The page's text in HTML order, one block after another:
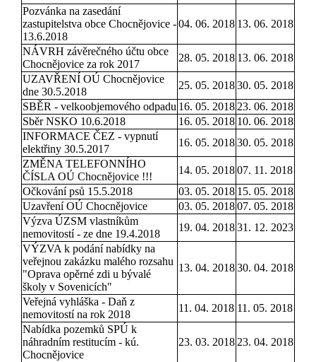
Pozvánka na zasedání
zastupitelstva obce Chocnějovice -
13.6.2018
04. 06. 2018 13. 06. 2018
NÁVRH závěrečného účtu obce
Chocnějovice za rok 2017
28. 05. 2018 13. 06. 2018
UZAVŘENÍ OÚ Chocnějovice
dne 30.5.2018
25. 05. 201830. 05. 2018
SBĚR - velkoobjemového odpadu 16. 05. 2018 23. 06. 2018
Sběr NSKO 10.6.2018
16. 05. 2018 10. 06. 2018
INFORMACE ČEZ - vypnutí
elektřiny 30.5.2017
16. 05. 201830. 05. 2018
ZMĚNA TELEFONNÍHO
ČÍSLA OÚ Chocnějovice !!!
14. 05. 201807. 11. 2018
Očkování psů 15.5.2018
03. 05. 2018 15. 05. 2018
Uzavření OÚ Chocnějovice
03. 05. 201807. 05. 2018
Výzva ÚZSM vlastníkům
nemovitostí - ze dne 19.4.2018
19. 04. 201831. 12. 2023
VÝZVA k podání nabídky na
veřejnou zakázku malého rozsahu
"Oprava opěrné zdi u bývalé
školy v Sovenicích"
13. 04. 201830. 04. 2018
Veřejná vyhláška - Daň z
nemovitostí na rok 2018
11. 04. 2018 11. 05. 2018
Nabídka pozemků SPÚ k
náhradním restitucím - kú.
Chocnějovice
23. 03. 2018 23. 04. 2018